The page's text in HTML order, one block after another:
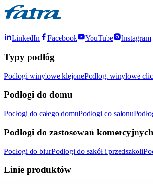
LinkedIn Facebook YouTube Instagram
Typy podłóg
Podłogi winylowe klejonePodłogi winylowe
Podłogi do domu
Podłogi do całego domuPodłogi do salonu
Podłogi do zastosowań komercyjnych
Podłogi do biurPodłogi do szkół i przedszkoli
Linie produktów